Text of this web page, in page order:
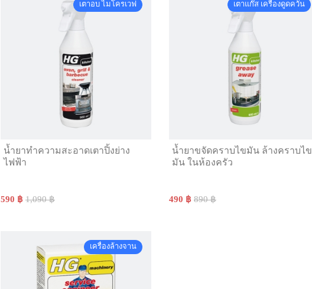
เตาอบ ไมโครเวฟ
น้ำยาทำความสะอาดเตาปิ้งย่าง
ไฟฟ้า
590 ฿ 1,090 ฿
เตาแก๊ส เครื่องดูดควัน
น้ำยาขจัดคราบไขมัน ล้างคราบไข
มัน ในห้องครัว
490 ฿ 890 ฿
เครื่องล้างจาน